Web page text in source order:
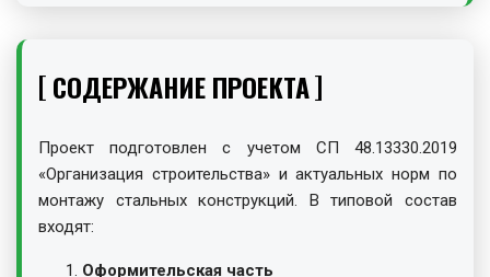
СОДЕРЖАНИЕ ПРОЕКТА
Проект подготовлен с учетом СП 48.13330.2019
«Организация строительства» и актуальных норм по
монтажу стальных конструкций. В типовой состав
входят:
Оформительская часть